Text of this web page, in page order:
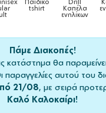
Καπέλα
παιδικά Κούπες
Πάμε Διακοπές!
κατάστημα θα
παραγγελίες αυτού του
21/08, με σειρά
Καλό Καλοκαίρι!